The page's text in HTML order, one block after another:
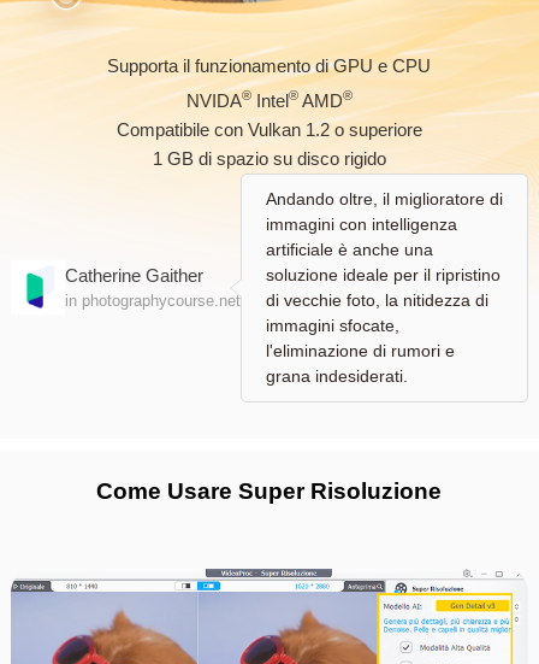
Supporta il funzionamento di GPU e CPU
NVIDA®Intel®AMD®
Compatibile con Vulkan 1.2 o superiore
1 GB di spazio su disco rigido
Catherine Gaither
in photographycourse.net
Andando oltre, il miglioratore di
immagini con intelligenza
artificiale è anche una
soluzione ideale per il ripristino
di vecchie foto, la nitidezza di
immagini sfocate,
l'eliminazione di rumori e
grana indesiderati.
Come Usare Super Risoluzione